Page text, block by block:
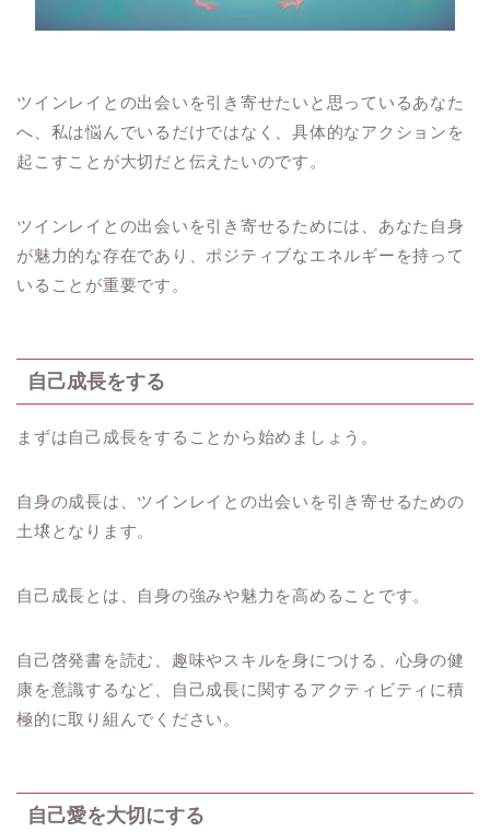
ツインレイとの出会いを引き寄せたいと思っているあなた
へ、私は悩んでいるだけではなく、具体的なアクションを
起こすことが大切だと伝えたいのです。
ツインレイとの出会いを引き寄せるためには、あなた自身
が魅力的な存在であり、ポジティブなエネルギーを持って
いることが重要です。
自己成長をする
まずは自己成長をすることから始めましょう。
自身の成長は、ツインレイとの出会いを引き寄せるための
土壌となります。
自己成長とは、自身の強みや魅力を高めることです。
自己啓発書を読む、趣味やスキルを身につける、心身の健
康を意識するなど、自己成長に関するアクティビティに積
極的に取り組んでください。
自己愛を大切にする